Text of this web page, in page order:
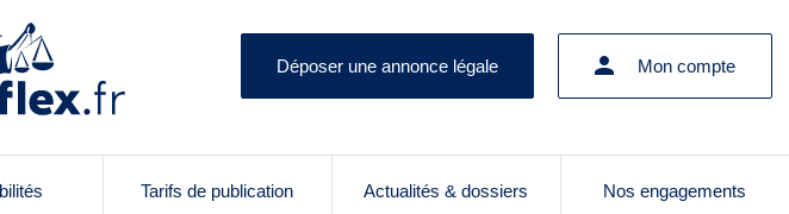
Déposer une annonce légale Mon compte
Tarifs de publication Actualités & dossiers Nos engagements